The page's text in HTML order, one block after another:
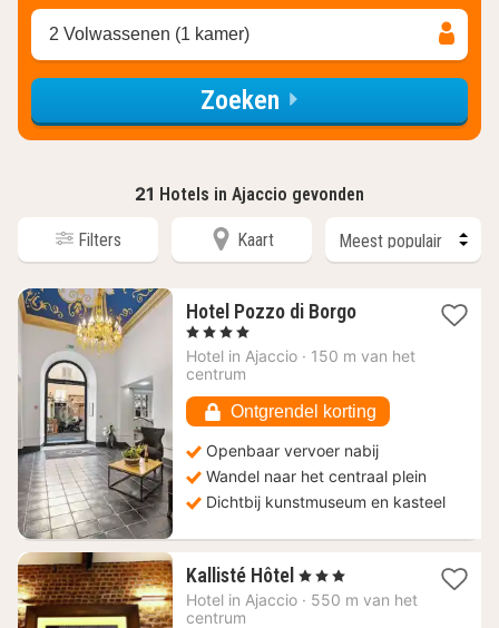
2 Volwassenen (1 kamer)
Zoeken
21 Hotels in Ajaccio gevonden
Filters Kaart
Hotel Pozzo di Borgo1
vanaf
, 4 Sterren
Hotel in Ajaccio · 150 m van het
centrum
Ontgrendel korting
Openbaar vervoer nabij
Wandel naar het centraal plein
Dichtbij kunstmuseum en kasteel
Kallisté Hôtel 1
nacht
, 3 Sterren
Hotel in Ajaccio · 550 m van het
centrum